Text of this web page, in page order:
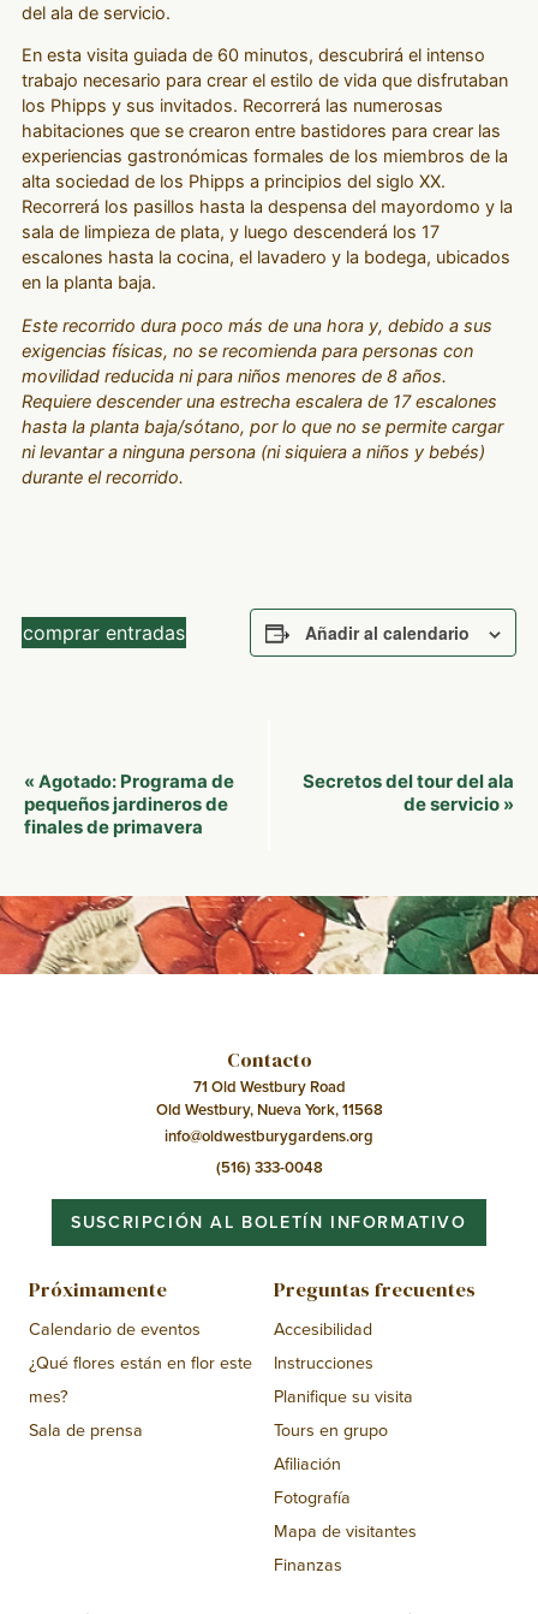
del ala de servicio.
En esta visita guiada de 60 minutos, descubrirá el intenso
trabajo necesario para crear el estilo de vida que disfrutaban
los Phipps y sus invitados. Recorrerá las numerosas
habitaciones que se crearon entre bastidores para crear las
experiencias gastronómicas formales de los miembros de la
alta sociedad de los Phipps a principios del siglo XX.
Recorrerá los pasillos hasta la despensa del mayordomo y la
sala de limpieza de plata, y luego descenderá los 17
escalones hasta la cocina, el lavadero y la bodega, ubicados
en la planta baja.
Este recorrido dura poco más de una hora y, debido a sus
exigencias físicas, no se recomienda para personas con
movilidad reducida ni para niños menores de 8 años.
Requiere descender una estrecha escalera de 17 escalones
hasta la planta baja/sótano, por lo que no se permite cargar
ni levantar a ninguna persona (ni siquiera a niños y bebés)
durante el recorrido.
comprar entradas Añadir al calendario
Navegación
del
Evento
« Agotado: Programa de
pequeños jardineros de
finales de primavera
Secretos del tour del ala
de servicio »
Contacto
71 Old Westbury Road
Old Westbury, Nueva York, 11568
info@oldwestburygardens.org
(516) 333-0048
SUSCRIPCIÓN AL BOLETÍN INFORMATIVO
Próximamente
Calendario de eventos
¿Qué flores están en flor este
mes?
Sala de prensa
Preguntas frecuentes
Accesibilidad
Instrucciones
Planifique su visita
Tours en grupo
Afiliación
Fotografía
Mapa de visitantes
Finanzas